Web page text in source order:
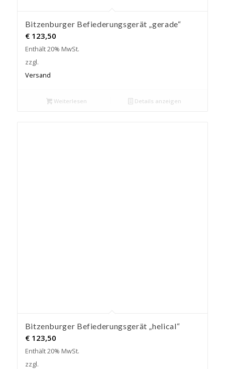
Bitzenburger Befiederungsgerät „gerade“
€123,50
Enthält 20% MwSt.
zzgl.
Versand
Weiterlesen Details anzeigen
Bitzenburger Befiederungsgerät „helical“
€123,50
Enthält 20% MwSt.
zzgl.